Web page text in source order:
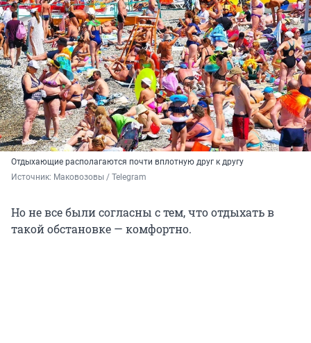
Отдыхающие располагаются почти вплотную друг к другу
Источник: Маковозовы / Telegram
Но не все были согласны с тем, что отдыхать в
такой обстановке — комфортно.